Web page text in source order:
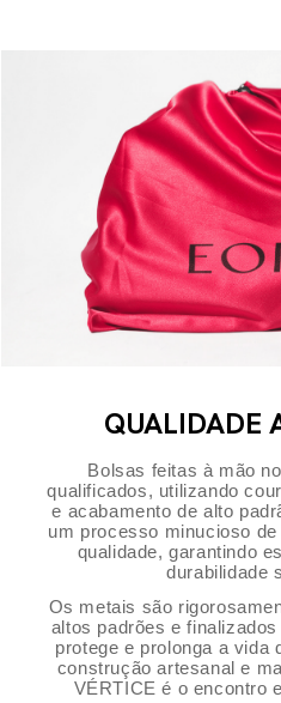
QUALIDADE
Bolsas feitas à mão
qualificados, utilizando
e acabamento de alto
um processo minucioso
qualidade, garantindo
durabilidade
Os metais são
altos padrões e
protege e prolonga a vida
construção artesanal e
VÉRTICE é o encontro